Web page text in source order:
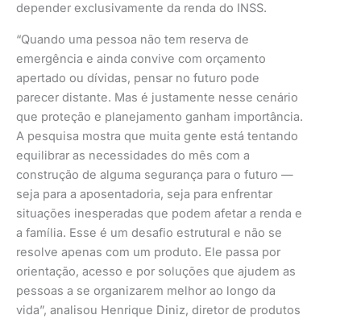
depender exclusivamente da renda do INSS.
“Quando uma pessoa não tem reserva de
emergência e ainda convive com orçamento
apertado ou dívidas, pensar no futuro pode
parecer distante. Mas é justamente nesse cenário
que proteção e planejamento ganham importância.
A pesquisa mostra que muita gente está tentando
equilibrar as necessidades do mês com a
construção de alguma segurança para o futuro —
seja para a aposentadoria, seja para enfrentar
situações inesperadas que podem afetar a renda e
a família. Esse é um desafio estrutural e não se
resolve apenas com um produto. Ele passa por
orientação, acesso e por soluções que ajudem as
pessoas a se organizarem melhor ao longo da
vida”, analisou Henrique Diniz, diretor de produtos